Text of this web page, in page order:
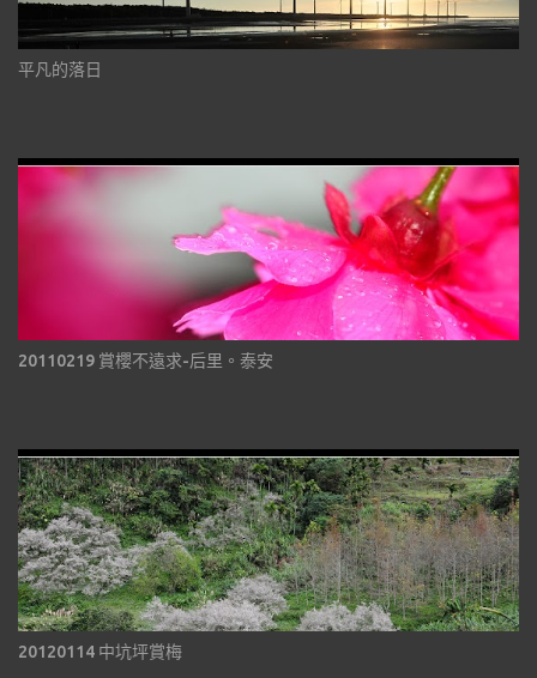
平凡的落日
20110219 賞櫻不遠求-后里。泰安
20120114 中坑坪賞梅